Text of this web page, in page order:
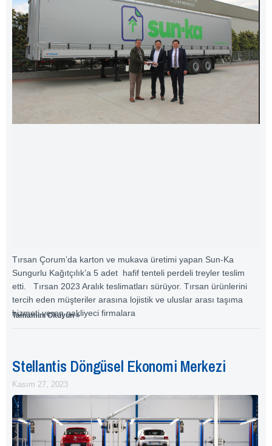
Tırsan Çorum’da karton ve mukava üretimi yapan Sun-Ka
Sungurlu Kağıtçılık’a 5 adet hafif tenteli perdeli treyler teslim
etti. Tırsan 2023 Aralık teslimatları sürüyor. Tırsan ürünlerini
tercih eden müşteriler arasına lojistik ve uluslar arası taşıma
hizmeti veren nakliyeci firmalara
Tamamını Okuyun »
Stellantis Döngüsel Ekonomi Merkezi
Kasım 27, 2023